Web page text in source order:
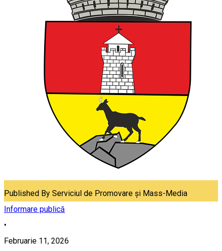
Published By Serviciul de Promovare și Mass-Media
Informare publică
•
Februarie 11, 2026